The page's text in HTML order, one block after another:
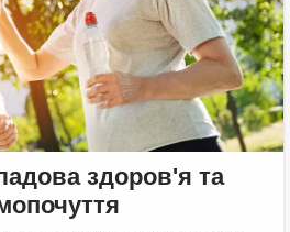
здоров'я та